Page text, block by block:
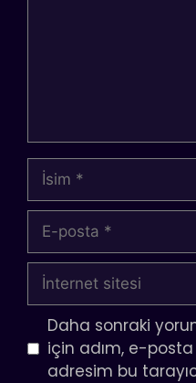
İsim
posta
İnternet
sitesi
Daha sonraki
için adım, e-
adresim bu